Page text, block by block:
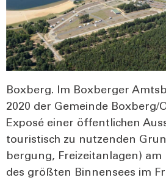
Box­berg. Im Box­ber­ger
2020 der Gemein­de Boxberg/
Expo­sé einer öffent­li­chen
tou­ris­tisch zu nut­zen­den
ber­gung, Frei­zeit­an­la­gen)
des größ­ten Bin­nen­sees im